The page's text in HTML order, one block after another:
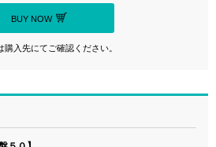
BUY NOW
購入先にてご確認ください。